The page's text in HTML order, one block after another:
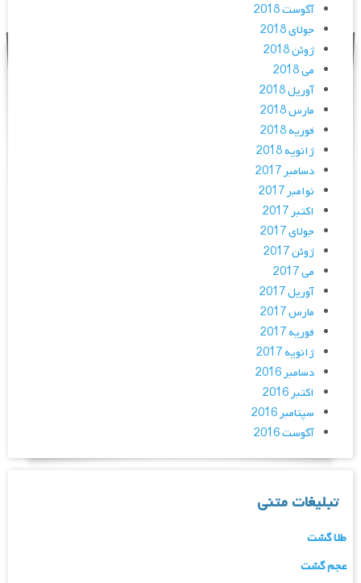
آگوست 2018
جولای 2018
ژوئن 2018
می 2018
آوریل 2018
مارس 2018
فوریه 2018
ژانویه 2018
دسامبر 2017
نوامبر 2017
اکتبر 2017
جولای 2017
ژوئن 2017
می 2017
آوریل 2017
مارس 2017
فوریه 2017
ژانویه 2017
دسامبر 2016
اکتبر 2016
سپتامبر 2016
آگوست 2016
تبلیغات متنی
طلا گشت
عجم گشت